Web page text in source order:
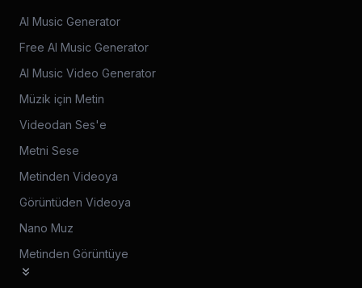
AI Music Generator
Free AI Music Generator
AI Music Video Generator
Müzik için Metin
Videodan Ses'e
Metni Sese
Metinden Videoya
Görüntüden Videoya
Nano Muz
Metinden Görüntüye